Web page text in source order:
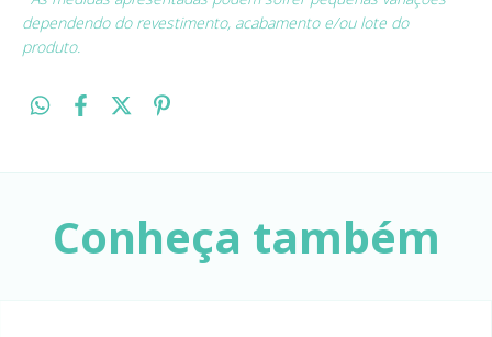
dependendo do revestimento, acabamento e/ou lote do
produto.
Conheça também